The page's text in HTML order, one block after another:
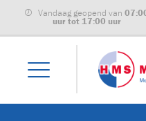
Vandaag geopend van
uur tot 17:00 uur